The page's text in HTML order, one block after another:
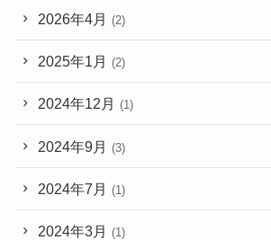
2026年4月 (2)
2025年1月 (2)
2024年12月 (1)
2024年9月 (3)
2024年7月 (1)
2024年3月 (1)